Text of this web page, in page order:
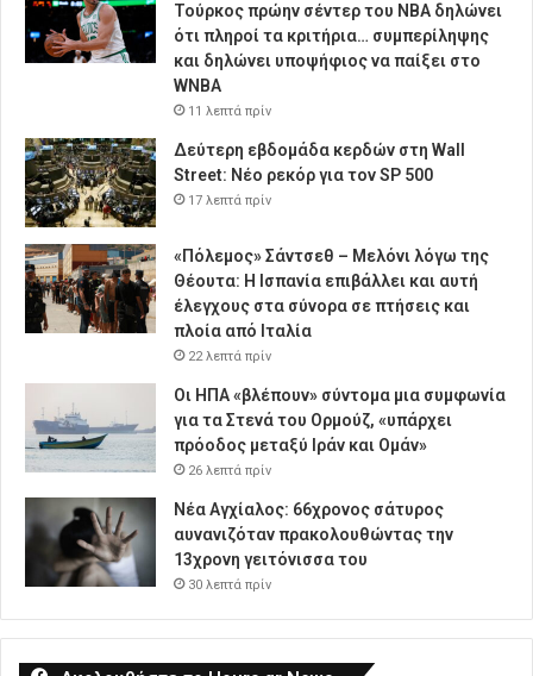
Τούρκος πρώην σέντερ του NBA δηλώνει
ότι πληροί τα κριτήρια… συμπερίληψης
και δηλώνει υποψήφιος να παίξει στο
WNBA
11 λεπτά πρίν
Δεύτερη εβδομάδα κερδών στη Wall
Street: Νέο ρεκόρ για τον SP 500
17 λεπτά πρίν
«Πόλεμος» Σάντσεθ – Μελόνι λόγω της
Θέουτα: Η Ισπανία επιβάλλει και αυτή
έλεγχους στα σύνορα σε πτήσεις και
πλοία από Ιταλία
22 λεπτά πρίν
Οι ΗΠΑ «βλέπουν» σύντομα μια συμφωνία
για τα Στενά του Ορμούζ, «υπάρχει
πρόοδος μεταξύ Ιράν και Ομάν»
26 λεπτά πρίν
Νέα Αγχίαλος: 66χρονος σάτυρος
αυνανιζόταν πρακολουθώντας την
13χρονη γειτόνισσα του
30 λεπτά πρίν